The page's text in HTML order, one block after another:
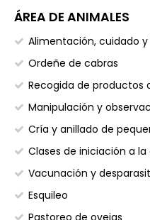
ÁREA DE ANIMALES
Alimentación, cuidado
Ordeñe de cabras
Recogida de productos
Manipulación y
Cría y anillado de
Clases de iniciación a
Vacunación y
Esquileo
Pastoreo de ovejas